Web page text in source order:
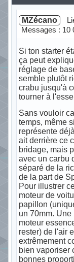
MZécano
Messages : 10
Si ton starter
ça peut
réglage de
semble plutôt
crabu jusqu'à
tourner à
Sans vouloir
temps, même
représente
ait derrière ce
bridage, mais
avec un carbu
séparé de la
de la part de
Pour illustrer
moteur de
papillon
un 70mm.
moteur
rester) de l'air
extrêmement
bien vaporiser
bonnes